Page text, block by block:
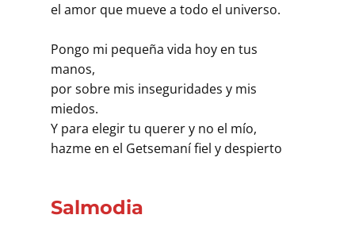
el amor que mueve a todo el universo.
Pongo mi pequeña vida hoy en tus
manos,
por sobre mis inseguridades y mis
miedos.
Y para elegir tu querer y no el mío,
hazme en el Getsemaní fiel y despierto
Salmodia